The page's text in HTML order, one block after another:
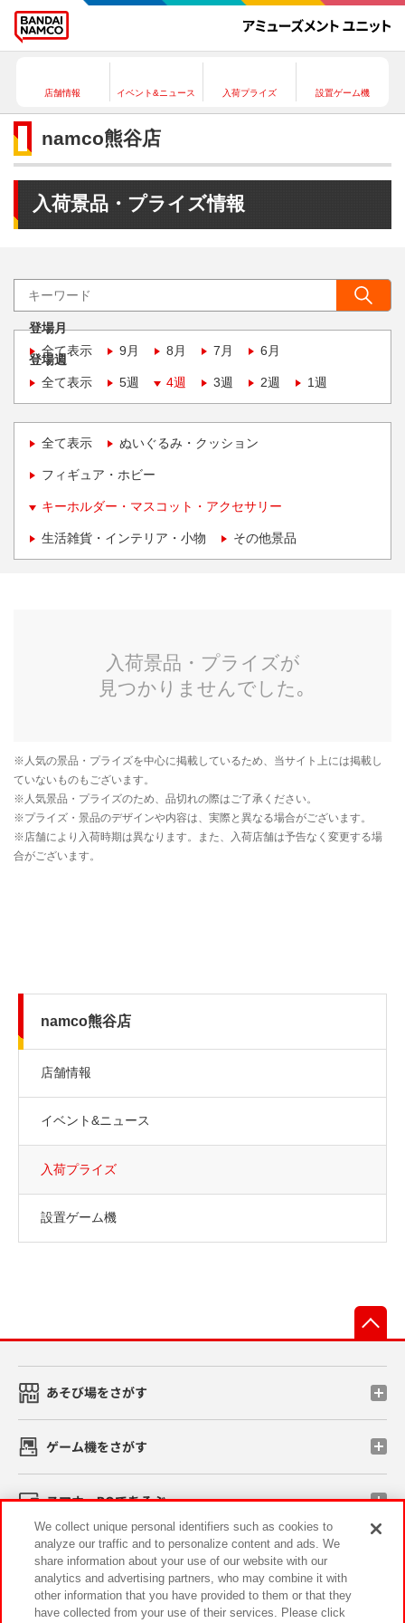
店舗情報 イベント&ニュース 入荷プライズ 設置ゲーム機
namco熊谷店
入荷景品・プライズ情報
登場月
全て表示
9月 8月 7月 6月
登場週
全て表示
5週 4週 3週 2週 1週
全て表示 ぬいぐるみ・クッション
フィギュア・ホビー
キーホルダー・マスコット・アクセサリー
生活雑貨・インテリア・小物 その他景品
namco熊谷店
店舗情報
イベント&ニュース
入荷プライズ
設置ゲーム機
あそび場をさがす
ゲーム機をさがす
スマホ・PCであそぶ
イベント・キャンペーン
We collect unique personal identifiers such as cookies to
analyze our traffic and to personalize content and ads. We
share information about your use of our website with our
analytics and advertising partners, who may combine it with
other information that you have provided to them or that they
have collected from your use of their services. Please click